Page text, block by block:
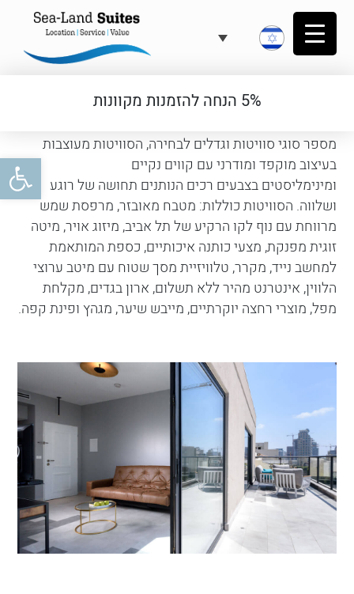
5% הנחה להזמנות מקוונות חדרי הגג
מספר סוגי סוויטות וגדלים לבחירה, הסוויטות מעוצבות
בעיצוב מוקפד ומודרני עם קווים נקיים
ומינימליסטים בצבעים רכים הנותנים תחושה של רוגע
ושלווה. הסוויטות כוללות: מטבח מאובזר, מרפסת שמש
מרווחת עם נוף לקו הרקיע של תל אביב, מיזוג אויר, מיטה
זוגית מפנקת, מצעי כותנה איכותיים, כספת המותאמת
למחשב נייד, מקרר, טלוויזיית מסך שטוח עם מיטב ערוצי
הלווין, אינטרנט מהיר ללא תשלום, ארון בגדים, מקלחת
מפל, מוצרי רחצה יוקרתיים, מייבש שיער, מגהץ ופינת קפה.